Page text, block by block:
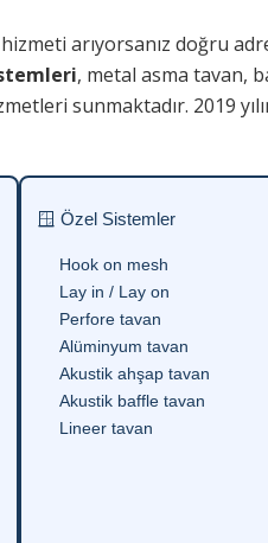
hizmeti arıyorsanız doğru
, metal asma tavan,
sunmaktadır. 2019
🪟 Özel Sistemler
Hook on mesh
Lay in / Lay on
Perfore tavan
Alüminyum tavan
Akustik ahşap tavan
Akustik baffle tavan
Lineer tavan